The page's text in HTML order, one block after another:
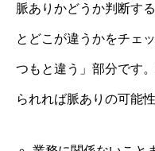
脈ありかどうか判断す
とどこが違うかをチェ
つもと違う」部分です
られれば脈ありの可能